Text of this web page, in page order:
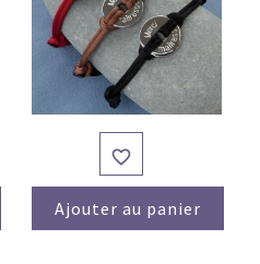

Ajouter au panier